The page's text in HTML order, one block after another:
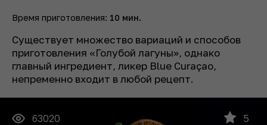
63020 5
Существует множество вариаций и способов
приготовления «Голубой лагуны», однако
главный ингредиент, ликер Blue Curaçao,
непременно входит в любой рецепт.
Время приготовления: 10 мин.